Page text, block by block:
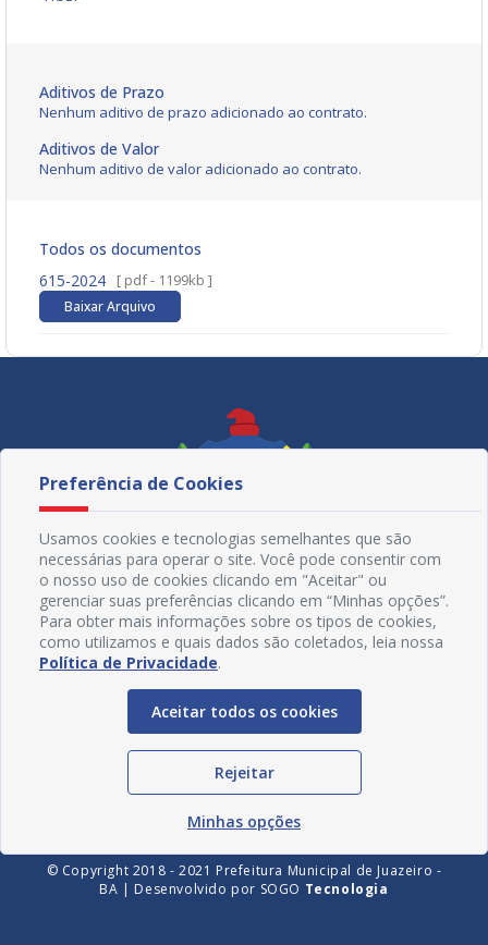
Aditivos de Prazo
Nenhum aditivo de prazo adicionado ao contrato.
Aditivos de Valor
Nenhum aditivo de valor adicionado ao contrato.
Todos os documentos
615-2024
[ pdf - 1199kb ]
Baixar Arquivo
Redes Sociais
© Copyright 2018 - 2021 Prefeitura Municipal de Juazeiro -
BA | Desenvolvido por SOGO Tecnologia
Preferência de Cookies
Usamos cookies e tecnologias semelhantes que são
necessárias para operar o site. Você pode consentir com
o nosso uso de cookies clicando em "Aceitar" ou
gerenciar suas preferências clicando em “Minhas opções”.
Para obter mais informações sobre os tipos de cookies,
como utilizamos e quais dados são coletados, leia nossa
Política de Privacidade.
Aceitar todos os cookies
Rejeitar
Minhas opções